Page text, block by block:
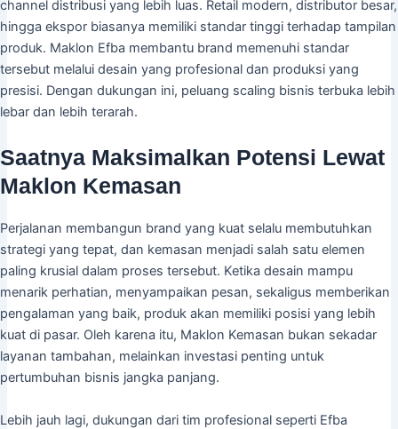
channel distribusi yang lebih luas. Retail modern, distributor besar,
hingga ekspor biasanya memiliki standar tinggi terhadap tampilan
produk. Maklon Efba membantu brand memenuhi standar
tersebut melalui desain yang profesional dan produksi yang
presisi. Dengan dukungan ini, peluang scaling bisnis terbuka lebih
lebar dan lebih terarah.
Saatnya Maksimalkan Potensi Lewat
Maklon Kemasan
Perjalanan membangun brand yang kuat selalu membutuhkan
strategi yang tepat, dan kemasan menjadi salah satu elemen
paling krusial dalam proses tersebut. Ketika desain mampu
menarik perhatian, menyampaikan pesan, sekaligus memberikan
pengalaman yang baik, produk akan memiliki posisi yang lebih
kuat di pasar. Oleh karena itu, Maklon Kemasan bukan sekadar
layanan tambahan, melainkan investasi penting untuk
pertumbuhan bisnis jangka panjang.
Lebih jauh lagi, dukungan dari tim profesional seperti Efba